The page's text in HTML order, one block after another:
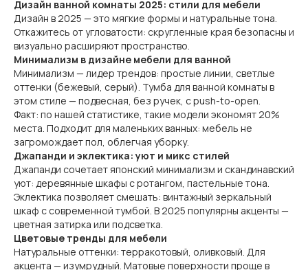
Дизайн ванной комнаты 2025: стили для мебели
Дизайн в 2025 — это мягкие формы и натуральные тона.
Откажитесь от угловатости: скругленные края безопасны и
визуально расширяют пространство.
Минимализм в дизайне мебели для ванной
Минимализм — лидер трендов: простые линии, светлые
оттенки (бежевый, серый). Тумба для ванной комнаты в
этом стиле — подвесная, без ручек, с push-to-open.
Факт: по нашей статистике, такие модели экономят 20%
места. Подходит для маленьких ванных: мебель не
загромождает пол, облегчая уборку.
Джапанди и эклектика: уют и микс стилей
Джапанди сочетает японский минимализм и скандинавский
уют: деревянные шкафы с ротангом, пастельные тона.
Эклектика позволяет смешать: винтажный зеркальный
шкаф с современной тумбой. В 2025 популярны акценты —
цветная затирка или подсветка.
Цветовые тренды для мебели
Натуральные оттенки: терракотовый, оливковый. Для
акцента — изумрудный. Матовые поверхности проще в